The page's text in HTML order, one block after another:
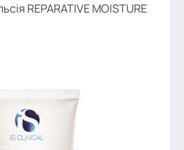
REPARATIVE MOISTURE